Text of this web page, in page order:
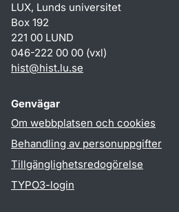
LUX, Lunds universitet
Box 192
221 00 LUND
046-222 00 00 (vxl)
hist@hist.lu.se
Genvägar
Om webbplatsen och cookies
Behandling av personuppgifter
Tillgänglighetsredogörelse
TYPO3-login